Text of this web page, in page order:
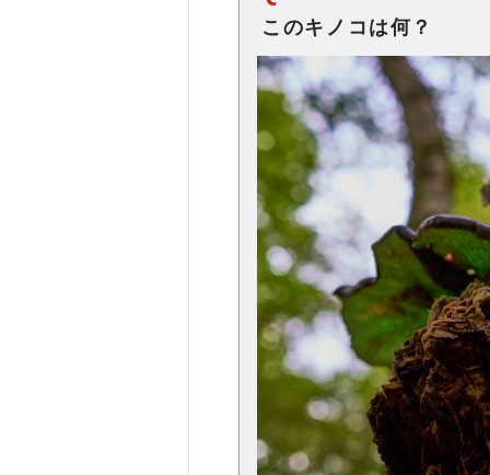
このキノコは何？